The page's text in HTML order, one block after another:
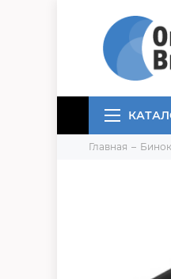
Главная